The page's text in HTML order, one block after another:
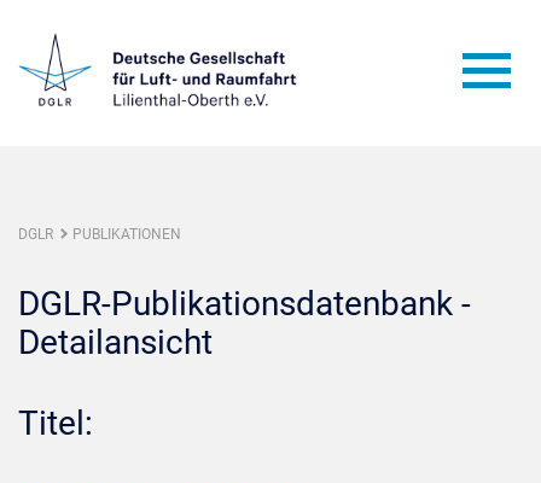
DGLR PUBLIKATIONEN
DGLR-Publikationsdatenbank -
Detailansicht
Titel: